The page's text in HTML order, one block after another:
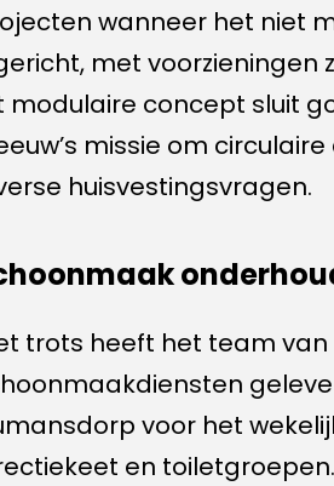
wanneer het niet
met voorzieningen
modulaire concept sluit
missie om
huisvestingsvragen​.
trots heeft het team
voor het
en